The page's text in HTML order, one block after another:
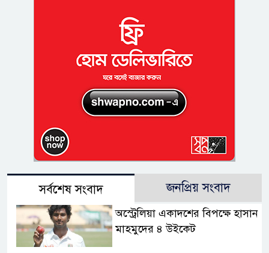
সর্বশেষ সংবাদ জনপ্রিয় সংবাদ
অস্ট্রেলিয়া একাদশের বিপক্ষে হাসান
মাহমুদের ৪ উইকেট